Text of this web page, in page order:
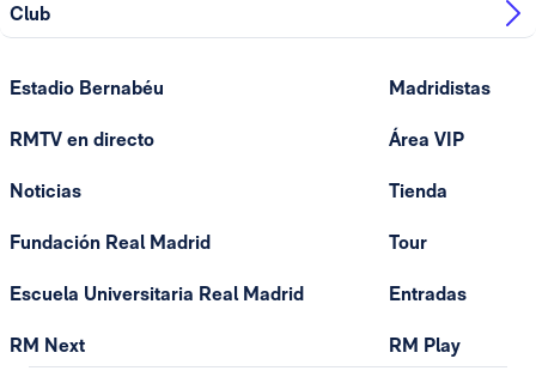
Club
Estadio Bernabéu
RMTV en directo
Noticias
Fundación Real Madrid
Escuela Universitaria Real Madrid
RM Next
Madridistas
Área VIP
Tienda
Tour
Entradas
RM Play